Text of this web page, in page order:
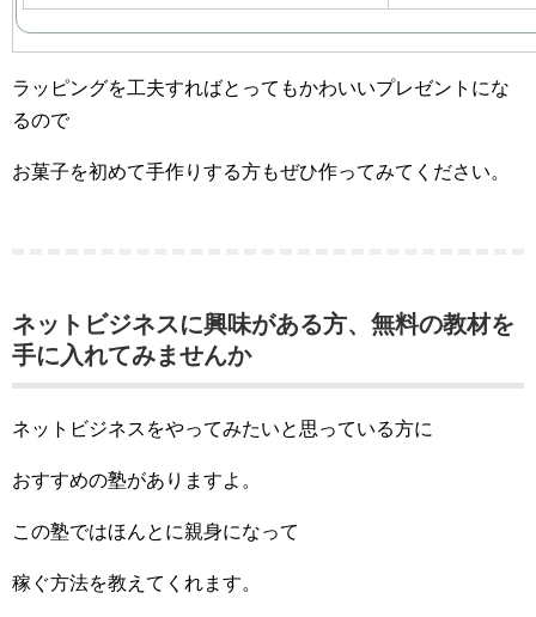
ラッピングを工夫すればとってもかわいいプレゼントにな
るので
お菓子を初めて手作りする方もぜひ作ってみてください。
ネットビジネスに興味がある方、無料の教材を
手に入れてみませんか
ネットビジネスをやってみたいと思っている方に
おすすめの塾がありますよ。
この塾ではほんとに親身になって
稼ぐ方法を教えてくれます。